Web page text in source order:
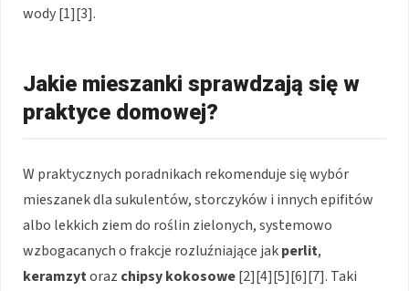
wody [1][3].
Jakie mieszanki sprawdzają się w
praktyce domowej?
W praktycznych poradnikach rekomenduje się wybór
mieszanek dla sukulentów, storczyków i innych epifitów
albo lekkich ziem do roślin zielonych, systemowo
wzbogacanych o frakcje rozluźniające jakperlit,
keramzytoraz chipsy kokosowe[2][4][5][6][7]. Taki